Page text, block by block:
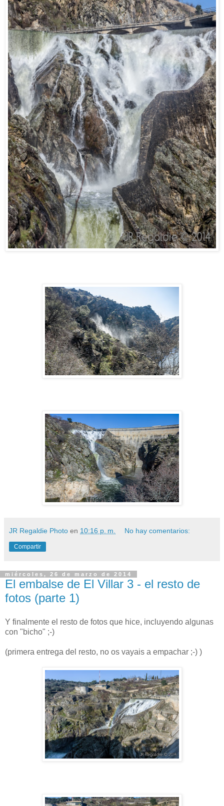
JR Regaldie Photo en 10:16 p. m. No hay comentarios:
Compartir
miércoles, 26 de marzo de 2014
El embalse de El Villar 3 - el resto de
fotos (parte 1)
Y finalmente el resto de fotos que hice, incluyendo algunas
con "bicho" ;-)
(primera entrega del resto, no os vayais a empachar ;-) )